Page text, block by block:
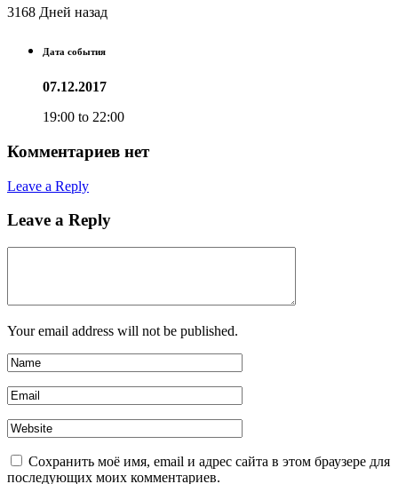
3168 Дней назад
Дата события
07.12.2017
19:00 to 22:00
Комментариев нет
Leave a Reply
Leave a Reply
Your email address will not be published.
Сохранить моё имя, email и адрес сайта в этом браузере для
последующих моих комментариев.